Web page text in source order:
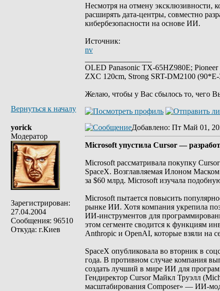
Несмотря на отмену эксклюзивности,
расширять дата-центры, совместно
кибербезопасности на основе ИИ.
Источник:
nv
OLED Panasonic TX-65HZ980E;
ZXC 120cm, Strong SRT-DM2100
Желаю, чтобы у Вас сбылось то, чего
Вернуться к началу
yorick
Модератор
Зарегистрирован:
27.04.2004
Сообщения: 96510
Откуда: г.Киев
Добавлено: Пт Май 01,
Microsoft упустила Cursor —
Microsoft рассматривала покупку
SpaceX. Возглавляемая Илоном
за $60 млрд. Microsoft изучала
Microsoft пытается повысить
рынке ИИ. Хотя компания укрепила
ИИ-инструментов для
этом сегменте сводится к функциям
Anthropic и OpenAI, которые взяли на
SpaceX опубликовала во вторник в
года. В противном случае компания
создать лучший в мире ИИ для
Гендиректор Cursor Майкл Труэлл
масштабирования Composer» — ИИ-